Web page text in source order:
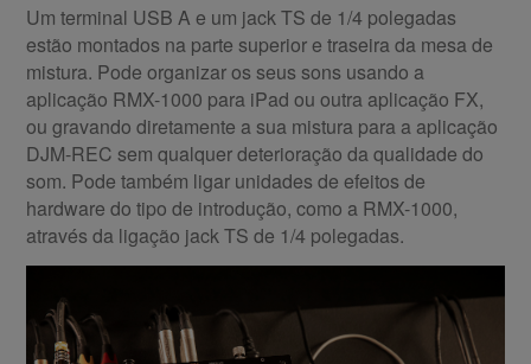
Um terminal USB A e um jack TS de 1/4 polegadas
estão montados na parte superior e traseira da mesa de
mistura. Pode organizar os seus sons usando a
aplicação RMX-1000 para iPad ou outra aplicação FX,
ou gravando diretamente a sua mistura para a aplicação
DJM-REC sem qualquer deterioração da qualidade do
som. Pode também ligar unidades de efeitos de
hardware do tipo de introdução, como a RMX-1000,
através da ligação jack TS de 1/4 polegadas.